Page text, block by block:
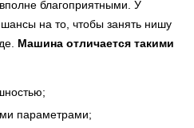
благоприятными. У
на то, чтобы занять нишу
Машина отличается такими
параметрами;